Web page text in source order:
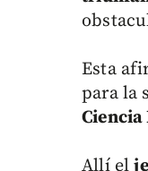
Esta
para la
Allí el